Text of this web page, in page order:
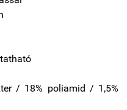
/ 18% poliamid / 1,5%